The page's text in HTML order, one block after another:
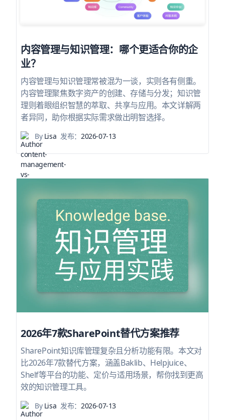
内容管理与知识管理：哪个更适合你的企
业？
内容管理与知识管理常被混为一谈，实则各有侧重。
内容管理聚焦数字资产的创建、存储与分发；知识管
理则着眼组织智慧的萃取、共享与应用。本文详解两
者异同，助你根据实际需求做出明智选择。
ByLisa 发布：2026-07-13
2026年7款SharePoint替代方案推荐
SharePoint知识库管理复杂且分析功能有限。本文对
比2026年7款替代方案，涵盖Baklib、Helpjuice、
Shelf等平台的功能、定价与适用场景，帮你找到更高
效的知识管理工具。
ByLisa 发布： 2026-07-13